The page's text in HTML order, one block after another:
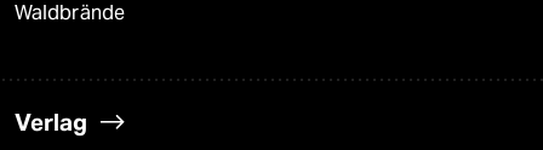
Waldbrände
Verlag